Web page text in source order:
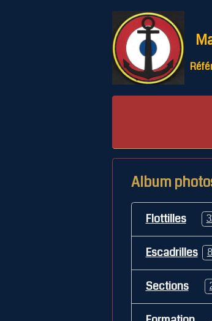
Album
Flottilles
Escadrilles
Sections